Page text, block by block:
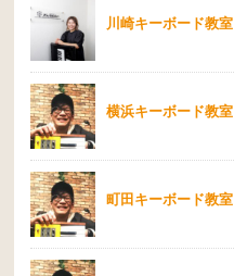
川崎キーボード教室
横浜キーボード教室
町田キーボード教室